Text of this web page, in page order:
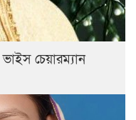
চেয়ারম্যান